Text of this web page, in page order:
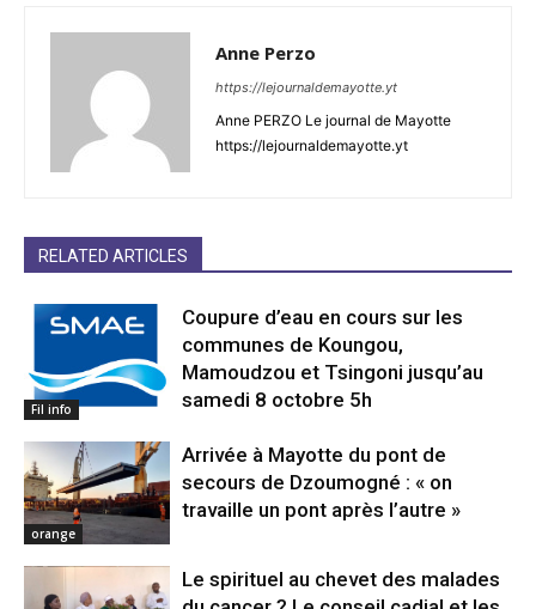
Anne Perzo
https://lejournaldemayotte.yt
Anne PERZO Le journal de Mayotte
https://lejournaldemayotte.yt
RELATED ARTICLES
Fil info
Coupure d’eau en cours sur les
communes de Koungou,
Mamoudzou et Tsingoni jusqu’au
samedi 8 octobre 5h
orange
Arrivée à Mayotte du pont de
secours de Dzoumogné : « on
travaille un pont après l’autre »
Le spirituel au chevet des malades